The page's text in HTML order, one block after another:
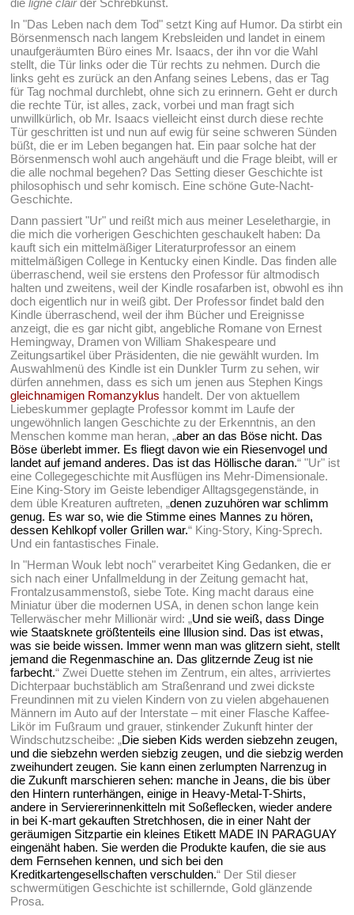
dieligne clairder Schrebkunst.
In "Das Leben nach dem Tod" setzt King auf Humor. Da stirbt ein
Börsenmensch nach langem Krebsleiden und landet in einem
unaufgeräumten Büro eines Mr. Isaacs, der ihn vor die Wahl
stellt, die Tür links oder die Tür rechts zu nehmen. Durch die
links geht es zurück an den Anfang seines Lebens, das er Tag
für Tag nochmal durchlebt, ohne sich zu erinnern. Geht er durch
die rechte Tür, ist alles, zack, vorbei und man fragt sich
unwillkürlich, ob Mr. Isaacs vielleicht einst durch diese rechte
Tür geschritten ist und nun auf ewig für seine schweren Sünden
büßt, die er im Leben begangen hat. Ein paar solche hat der
Börsenmensch wohl auch angehäuft und die Frage bleibt, will er
die alle nochmal begehen? Das Setting dieser Geschichte ist
philosophisch und sehr komisch. Eine schöne Gute-Nacht-
Geschichte.
Dann passiert "Ur" und reißt mich aus meiner Leselethargie, in
die mich die vorherigen Geschichten geschaukelt haben: Da
kauft sich ein mittelmäßiger Literaturprofessor an einem
mittelmäßigen College in Kentucky einen Kindle. Das finden alle
überraschend, weil sie erstens den Professor für altmodisch
halten und zweitens, weil der Kindle rosafarben ist, obwohl es ihn
doch eigentlich nur in weiß gibt. Der Professor findet bald den
Kindle überraschend, weil der ihm Bücher und Ereignisse
anzeigt, die es gar nicht gibt, angebliche Romane von Ernest
Hemingway, Dramen von William Shakespeare und
Zeitungsartikel über Präsidenten, die nie gewählt wurden. Im
Auswahlmenü des Kindle ist ein Dunkler Turm zu sehen, wir
dürfen annehmen, dass es sich um jenen aus Stephen Kings
gleichnamigen Romanzyklus handelt. Der von aktuellem
Liebeskummer geplagte Professor kommt im Laufe der
ungewöhnlich langen Geschichte zu der Erkenntnis, an den
Menschen komme man heran, „aber an das Böse nicht. Das
Böse überlebt immer. Es fliegt davon wie ein Riesenvogel und
landet auf jemand anderes. Das ist das Höllische daran.“ "Ur" ist
eine Collegegeschichte mit Ausflügen ins Mehr-Dimensionale.
Eine King-Story im Geiste lebendiger Alltagsgegenstände, in
dem üble Kreaturen auftreten, „denen zuzuhören war schlimm
genug. Es war so, wie die Stimme eines Mannes zu hören,
dessen Kehlkopf voller Grillen war.“ King-Story, King-Sprech.
Und ein fantastisches Finale.
In "Herman Wouk lebt noch" verarbeitet King Gedanken, die er
sich nach einer Unfallmeldung in der Zeitung gemacht hat,
Frontalzusammenstoß, siebe Tote. King macht daraus eine
Miniatur über die modernen USA, in denen schon lange kein
Tellerwäscher mehr Millionär wird: „Und sie weiß, dass Dinge
wie Staatsknete größtenteils eine Illusion sind. Das ist etwas,
was sie beide wissen. Immer wenn man was glitzern sieht, stellt
jemand die Regenmaschine an. Das glitzernde Zeug ist nie
farbecht.“ Zwei Duette stehen im Zentrum, ein altes, arriviertes
Dichterpaar buchstäblich am Straßenrand und zwei dickste
Freundinnen mit zu vielen Kindern von zu vielen abgehauenen
Männern im Auto auf der Interstate – mit einer Flasche Kaffee-
Likör im Fußraum und grauer, stinkender Zukunft hinter der
Windschutzscheibe: „Die sieben Kids werden siebzehn zeugen,
und die siebzehn werden siebzig zeugen, und die siebzig werden
zweihundert zeugen. Sie kann einen zerlumpten Narrenzug in
die Zukunft marschieren sehen: manche in Jeans, die bis über
den Hintern runterhängen, einige in Heavy-Metal-T-Shirts,
andere in Serviererinnenkitteln mit Soßeflecken, wieder andere
in bei K-mart gekauften Stretchhosen, die in einer Naht der
geräumigen Sitzpartie ein kleines Etikett MADE IN PARAGUAY
eingenäht haben. Sie werden die Produkte kaufen, die sie aus
dem Fernsehen kennen, und sich bei den
Kreditkartengesellschaften verschulden.“ Der Stil dieser
schwermütigen Geschichte ist schillernde, Gold glänzende
Prosa.